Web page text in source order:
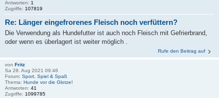
Antworten: 1
Zugriffe: 107819
Re: Länger eingefrorenes Fleisch noch verfüttern?
Die Verwendung als Hundefutter ist auch noch Fleisch mit Gefrierbrand,
oder wenn es überlagert ist weiter möglich .
Rufe den Beitrag auf
von Fritz
Sa 28. Aug 2021 09:46
Forum: Sport, Spiel & Spaß
Thema: Hunde vor die Glotze!
Antworten: 41
Zugriffe: 1099785